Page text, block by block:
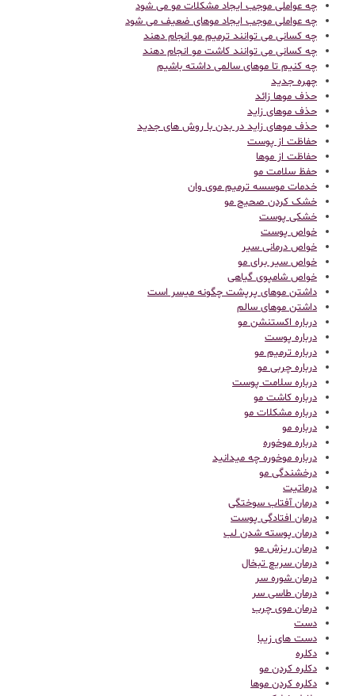
چه عواملی موجب ایجاد مشکلات مو می شود
چه عواملی موجب ایجاد موهای ضعیف می شود
چه کسانی می توانند ترمیم مو انجام دهند
چه کسانی می توانند کاشت مو انجام دهند
چه کنیم تا موهای سالمی داشته باشیم
چهره جدید
حذف موها زائد
حذف موهای زاید
حذف موهای زاید در بدن با روش های جدید
حفاظت از پوست
حفاظت از موها
حفظ سلامت مو
خدمات موسسه ترمیم موی وان
خشک کردن صحیح مو
خشکی پوست
خواص پوست
خواص درمانی سیر
خواص سیر برای مو
خواص شامپوی گیاهی
داشتن موهای پرپشت چگونه میسر است
داشتن موهای سالم
درباره اکستنشن مو
درباره پوست
درباره ترمیم مو
درباره چربی مو
درباره سلامت پوست
درباره کاشت مو
درباره مشکلات مو
درباره مو
درباره موخوره
درباره موخوره چه میدانید
درخشندگی مو
درماتیت
درمان آفتاب سوختگی
درمان افتادگی پوست
درمان پوسته شدن لب
درمان ریزش مو
درمان سریع تبخال
درمان شوره سر
درمان طاسی سر
درمان موی چرب
دست
دست های زیبا
دکلره
دکلره کردن مو
دکلره کردن موها